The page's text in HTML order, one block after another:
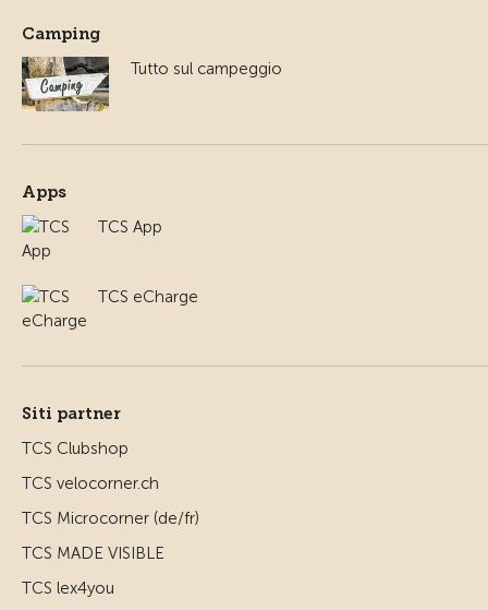
Camping
Tutto sul campeggio
Apps
TCS App
TCS eCharge
Siti partner
TCS Clubshop
TCS velocorner.ch
TCS Microcorner (de/fr)
TCS MADE VISIBLE
TCS lex4you